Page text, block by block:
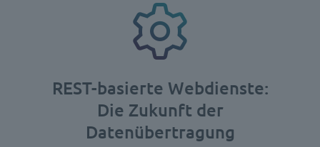
REST-basierte Webdienste:
Die Zukunft der
Datenübertragung